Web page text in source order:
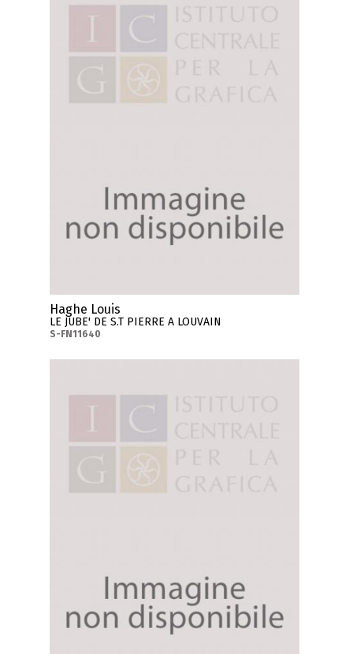
Haghe Louis
LE JUBE' DE S.T PIERRE A LOUVAIN
S-FN11640